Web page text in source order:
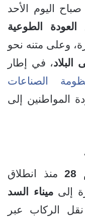
اليوم الأحد
الطوعية
وعلى متنه نحو
، في إطار
الصناعات
المواطنين إلى
منذ انطلاق
إلىميناء السد
الركاب عبر